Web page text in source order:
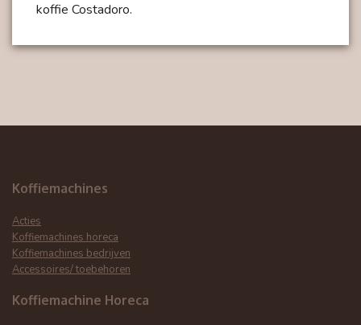
koffie Costadoro.
Koffiemachines
Acties
Koffiemachines horeca
Koffiemachines bedrijven
Accessoires/ toebehoren
Koffiemachine Horeca